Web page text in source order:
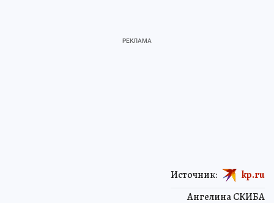
Ангелина СКИБА
Источник: kp.ru